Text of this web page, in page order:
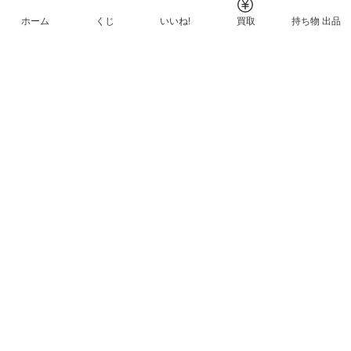
ホーム くじ いいね! 買取 持ち物 出品